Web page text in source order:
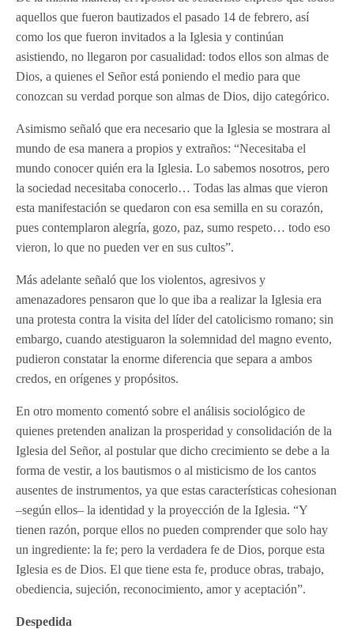
aquellos que fueron bautizados el pasado 14 de febrero, así
como los que fueron invitados a la Iglesia y continúan
asistiendo, no llegaron por casualidad: todos ellos son almas de
Dios, a quienes el Señor está poniendo el medio para que
conozcan su verdad porque son almas de Dios, dijo categórico.
Asimismo señaló que era necesario que la Iglesia se mostrara al
mundo de esa manera a propios y extraños: “Necesitaba el
mundo conocer quién era la Iglesia. Lo sabemos nosotros, pero
la sociedad necesitaba conocerlo… Todas las almas que vieron
esta manifestación se quedaron con esa semilla en su corazón,
pues contemplaron alegría, gozo, paz, sumo respeto… todo eso
vieron, lo que no pueden ver en sus cultos”.
Más adelante señaló que los violentos, agresivos y
amenazadores pensaron que lo que iba a realizar la Iglesia era
una protesta contra la visita del líder del catolicismo romano; sin
embargo, cuando atestiguaron la solemnidad del magno evento,
pudieron constatar la enorme diferencia que separa a ambos
credos, en orígenes y propósitos.
En otro momento comentó sobre el análisis sociológico de
quienes pretenden analizan la prosperidad y consolidación de la
Iglesia del Señor, al postular que dicho crecimiento se debe a la
forma de vestir, a los bautismos o al misticismo de los cantos
ausentes de instrumentos, ya que estas características cohesionan
–según ellos– la identidad y la proyección de la Iglesia. “Y
tienen razón, porque ellos no pueden comprender que solo hay
un ingrediente: la fe; pero la verdadera fe de Dios, porque esta
Iglesia es de Dios. El que tiene esta fe, produce obras, trabajo,
obediencia, sujeción, reconocimiento, amor y aceptación”.
Despedida